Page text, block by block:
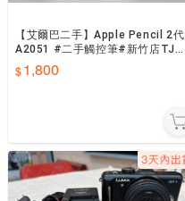
【艾爾巴二手】Apple Pencil 2代
A2051 #二手觸控筆#新竹店TJK
M91,800